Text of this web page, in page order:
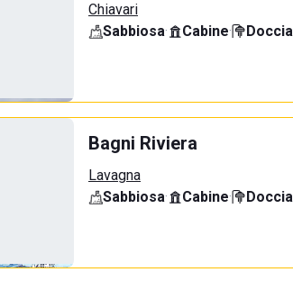
Chiavari
Sabbiosa· Cabine·
Bagni Riviera
Lavagna
Sabbiosa· Cabine·